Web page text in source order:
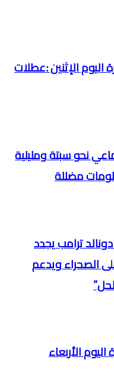
اليوم الإثنين :عطلات
نحو سبتة ومليلية
مضللة
ترامب يجدد
الصحراء ويدعم
الأربعاء